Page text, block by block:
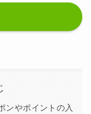
ンやポイントの入